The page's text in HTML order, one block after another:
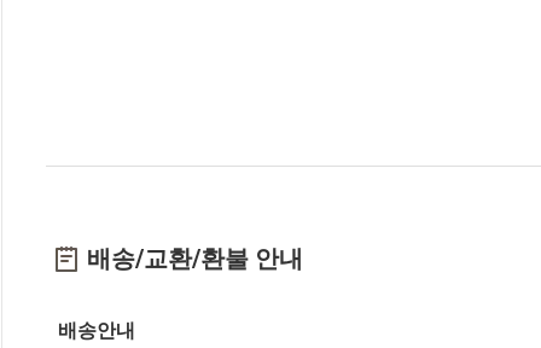
배송/교환/환불 안내
배송안내